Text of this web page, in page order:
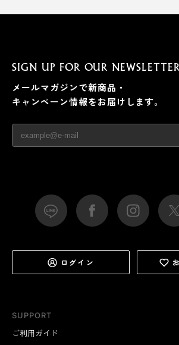
SUPPORT
ご利用ガイド
SIGN UP FOR OUR NEWSLETTER
メールマガジンで新商品・
キャンペーン情報をお届けします。
ログイン